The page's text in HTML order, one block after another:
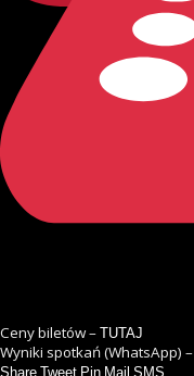
Ceny biletów – TUTAJ
Wyniki spotkań (WhatsApp) –
Share Tweet Pin Mail SMS